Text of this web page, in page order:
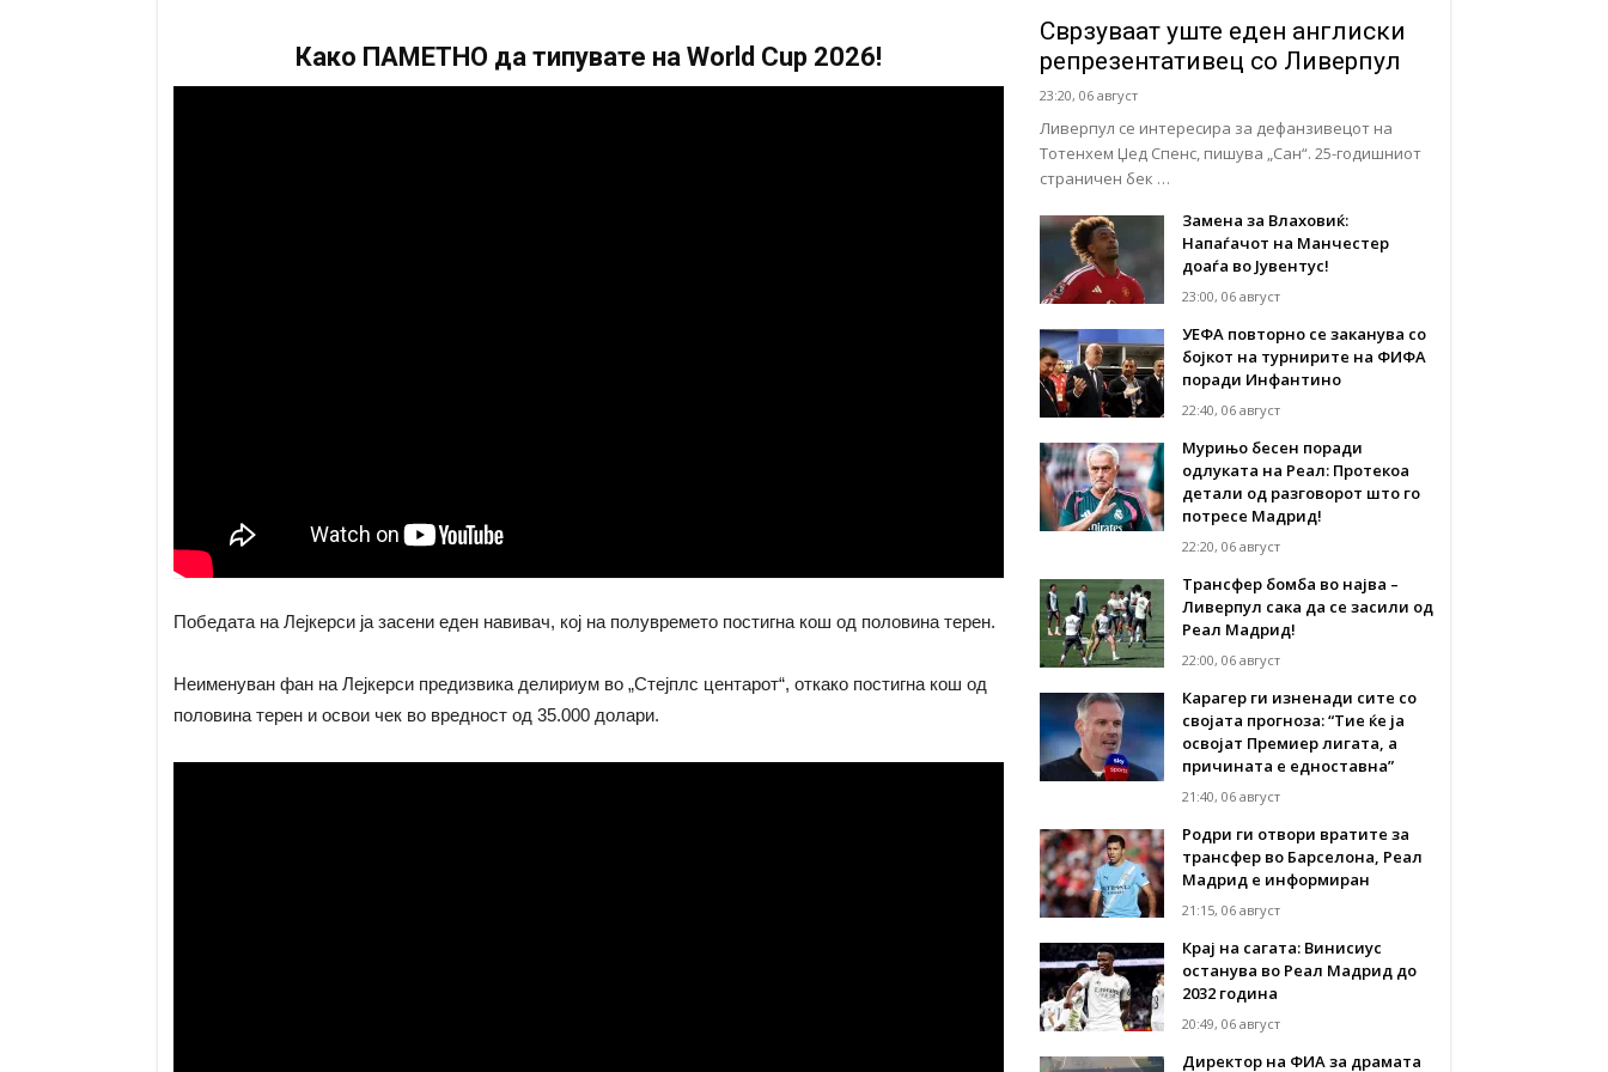
Како ПАМЕТНО да типувате на World Cup 2026!
Победата на Лејкерси ја засени еден навивач, кој на полувремето постигна кош од половина терен.
Неименуван фан на Лејкерси предизвика делириум во „Стејплс центарот“, откако постигна кош од
половина терен и освои чек во вредност од 35.000 долари.
Сврзуваат уште еден англиски
репрезентативец со Ливерпул
23:20, 06 август
Ливерпул се интересира за дефанзивецот на
Тотенхем Џед Спенс, пишува „Сан“. 25-годишниот
страничен бек …
Замена за Влаховиќ:
Напаѓачот на Манчестер
доаѓа во Јувентус!
23:00, 06 август
УЕФА повторно се заканува со
бојкот на турнирите на ФИФА
поради Инфантино
22:40, 06 август
Мурињо бесен поради
одлуката на Реал: Протекоа
детали од разговорот што го
потресе Мадрид!
22:20, 06 август
Трансфер бомба во најва –
Ливерпул сака да се засили од
Реал Мадрид!
22:00, 06 август
Карагер ги изненади сите со
својата прогноза: “Тие ќе ја
освојат Премиер лигата, а
причината е едноставна”
21:40, 06 август
Родри ги отвори вратите за
трансфер во Барселона, Реал
Мадрид е информиран
21:15, 06 август
Крај на сагата: Винисиус
останува во Реал Мадрид до
2032 година
20:49, 06 август
Директор на ФИА за драмата